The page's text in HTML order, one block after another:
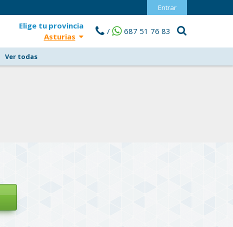
Entrar
Elige tu provincia
Asturias
/ 687 51 76 83
Ver todas